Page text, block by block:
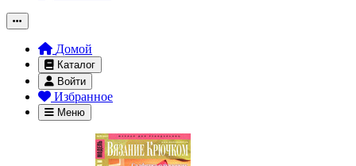
Домой
Каталог
Войти
Избранное
Меню